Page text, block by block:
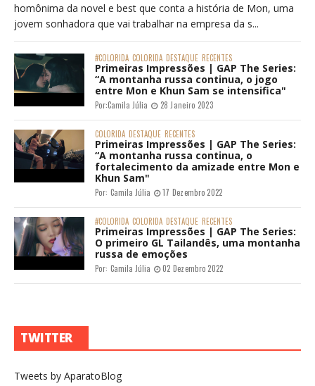
homônima da novel e best que conta a história de Mon, uma
jovem sonhadora que vai trabalhar na empresa da s...
#COLORIDA COLORIDA DESTAQUE RECENTES
Primeiras Impressões | GAP The Series:
“A montanha russa continua, o jogo
entre Mon e Khun Sam se intensifica"
Por:Camila Júlia 28 Janeiro 2023
COLORIDA DESTAQUE RECENTES
Primeiras Impressões | GAP The Series:
“A montanha russa continua, o
fortalecimento da amizade entre Mon e
Khun Sam"
Por: Camila Júlia 17 Dezembro 2022
#COLORIDA COLORIDA DESTAQUE RECENTES
Primeiras Impressões | GAP The Series:
O primeiro GL Tailandês, uma montanha
russa de emoções
Por: Camila Júlia 02 Dezembro 2022
TWITTER
Tweets by AparatoBlog